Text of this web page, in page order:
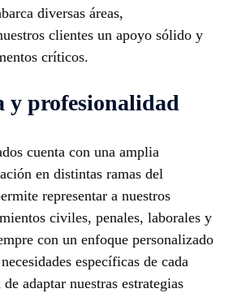
diversas áreas,
clientes un apoyo sólido y
críticos.
y profesionalidad
cuenta con una amplia
en distintas ramas del
representar a nuestros
civiles, penales, laborales y
con un enfoque personalizado
específicas de cada
adaptar nuestras estrategias